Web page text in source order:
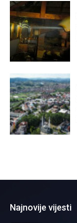
Najnovije vijesti